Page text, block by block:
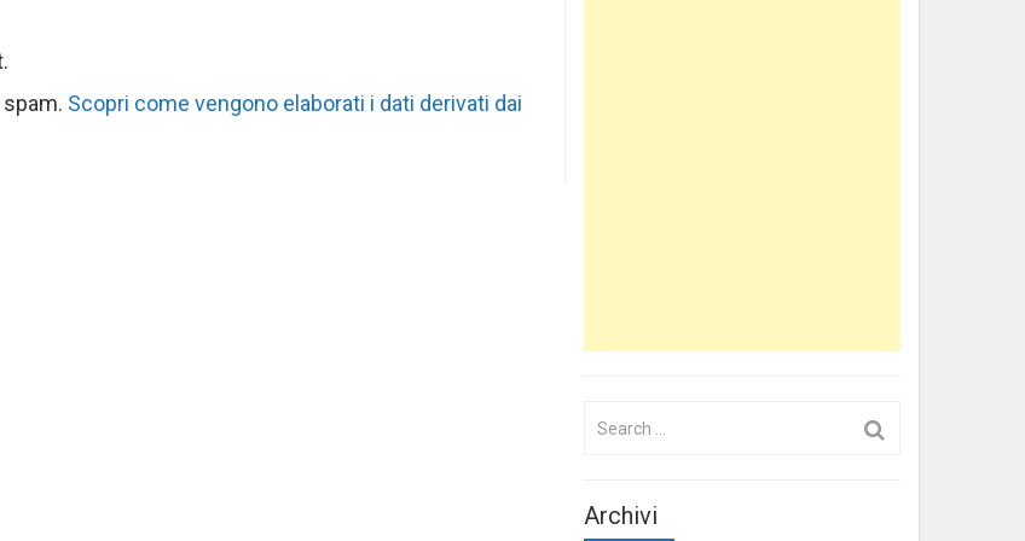
Scopri come vengono elaborati i dati derivati dai
Archivi